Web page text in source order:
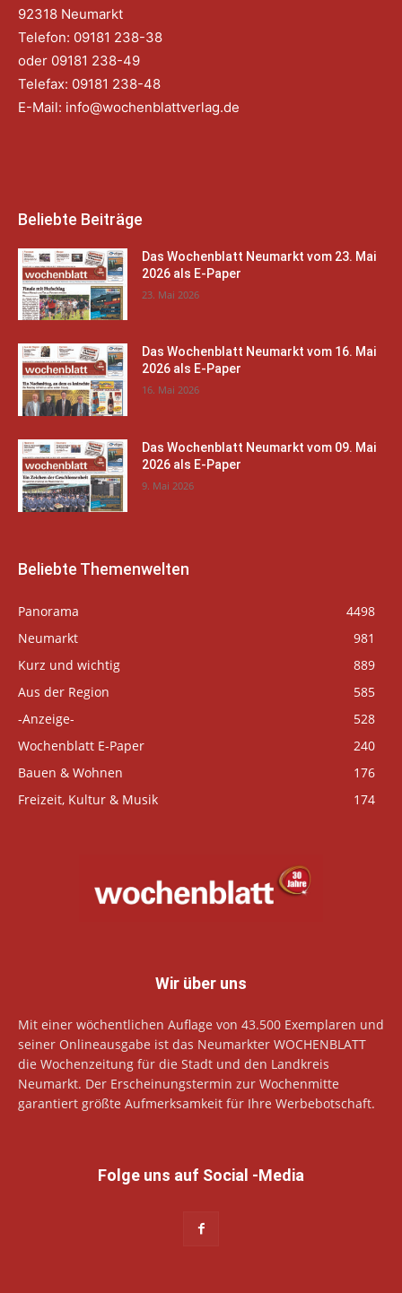
92318 Neumarkt
Telefon: 09181 238-38
oder 09181 238-49
Telefax: 09181 238-48
E-Mail: info@wochenblattverlag.de
Beliebte Beiträge
Das Wochenblatt Neumarkt vom 23. Mai
2026 als E-Paper
23. Mai 2026
Das Wochenblatt Neumarkt vom 16. Mai
2026 als E-Paper
16. Mai 2026
Das Wochenblatt Neumarkt vom 09. Mai
2026 als E-Paper
9. Mai 2026
Beliebte Themenwelten
Panorama
4498
Neumarkt
981
Kurz und wichtig
889
Aus der Region
585
-Anzeige-
528
Wochenblatt E-Paper
240
Bauen & Wohnen
176
Freizeit, Kultur & Musik
174
Wir über uns
Mit einer wöchentlichen Auflage von 43.500 Exemplaren und
seiner Onlineausgabe ist das Neumarkter WOCHENBLATT
die Wochenzeitung für die Stadt und den Landkreis
Neumarkt. Der Erscheinungstermin zur Wochenmitte
garantiert größte Aufmerksamkeit für Ihre Werbebotschaft.
Folge uns auf Social -Media